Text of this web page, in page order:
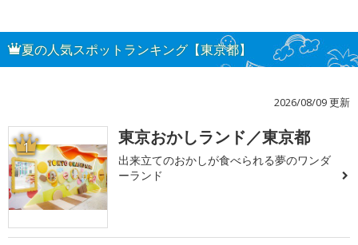
夏の人気スポットランキング【東京都】
2026/08/09 更新
1 東京おかしランド／東京都
出来立てのおかしが食べられる夢のワンダ
ーランド